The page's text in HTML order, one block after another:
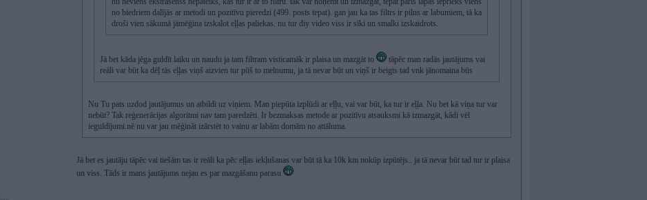
no biedriem dalījās ar metodi un pozitīvu pieredzi (499. posts tepat). gan jau ka tas filtrs ir pilns ar labumiem, tā ka
droši vien sākumā jāmēģina izskalot eļļas paliekas. nu tur diy video viss ir sīki un smalki izskaidrots.
Jā bet kāda jēga guldīt laiku un naudu ja tam filtram visticamāk ir plaisa un mazgāt to
tāpēc man radās jautājums vai
reāli var būt ka dēļ tās eļļas viņš aizvien tur pūš to melnumu, ja tā nevar būt un viņš ir beigts tad vnk jānomaina būs
Nu Tu pats uzdod jautājumus un atbildi uz viņiem. Man piepūta izplūdi ar eļļu, vai var būt, ka tur ir eļļa. Nu bet kā viņa tur var
nebūt? Tak reģenerācijas algoritmi nav tam paredzēti. Ir bezmaksas metode ar pozitīvu atsauksmi kā izmazgāt, kādi vēl
ieguldījumi.nē nu var jau mēģināt izārstēt to vainu ar labām domām no attāluma.
Jā bet es jautāju tāpēc vai tiešām tas ir reāli ka pēc eļļas iekļušanas var būt tā ka 10k km nokūp izpūtējs.. ja tā nevar būt tad tur ir plaisa
un viss. Tāds ir mans jautājums nejau es par mazgāšanu parasu